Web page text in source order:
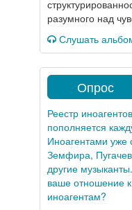
разумного над
Слушать
Опрос
Реестр
пополняется
Иноагентами уже
Земфира,
другие
ваше отношение
иноагентам?